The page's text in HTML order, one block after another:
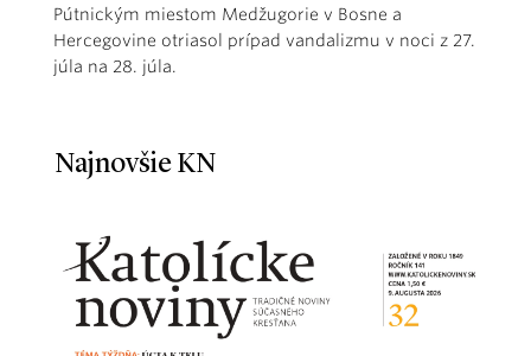
Pútnickým miestom Medžugorie v Bosne a
Hercegovine otriasol prípad vandalizmu v noci z 27.
júla na 28. júla.
Najnovšie KN